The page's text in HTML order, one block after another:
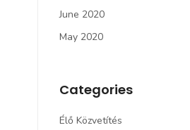
June 2020
May 2020
Categories
Élő Közvetítés